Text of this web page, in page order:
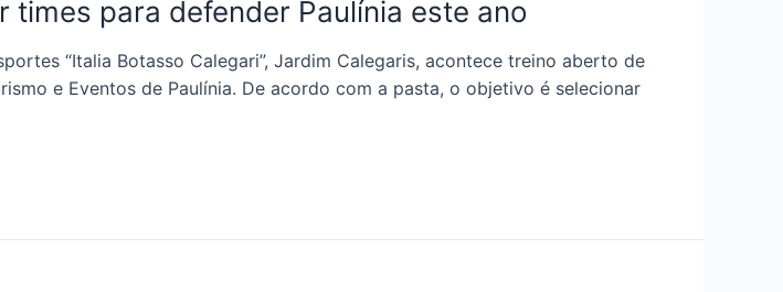
para defender Paulínia este ano
“Italia Botasso Calegari”, Jardim Calegaris, acontece treino aberto de
e Eventos de Paulínia. De acordo com a pasta, o objetivo é selecionar